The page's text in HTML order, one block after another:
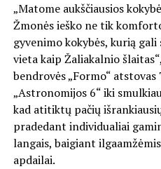
„Matome aukščiausios
Žmonės ieško ne tik
gyvenimo kokybės, kurią
vieta kaip Žaliakalnio
bendrovės „Formo“
„Astronomijos 6“ iki
kad atitiktų pačių
pradedant individualiai
langais, baigiant
apdailai.